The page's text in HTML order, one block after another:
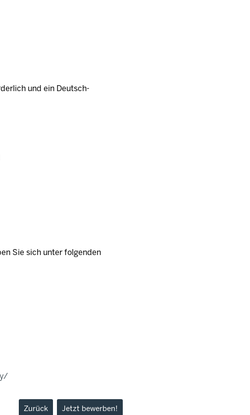
und ein Deutsch-
Sie sich unter folgenden
Zurück Jetzt bewerben!